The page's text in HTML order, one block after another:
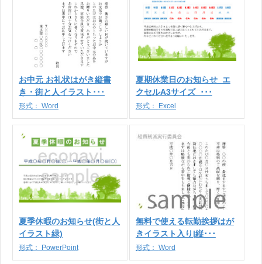
お中元 お礼状はがき縦書
き・街と人イラスト･･･
形式： Word
夏期休業日のお知らせ_エ
クセルA3サイズ_･･･
形式： Excel
夏季休暇のお知らせ(街と人
イラスト緑)
形式： PowerPoint
無料で使える転勤挨拶はが
きイラスト入り|縦･･･
形式： Word